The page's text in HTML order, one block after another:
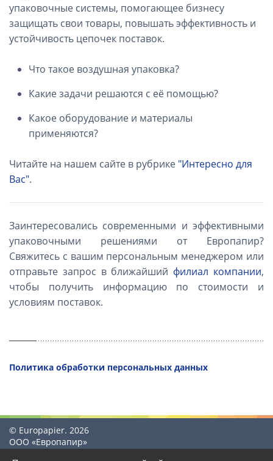
упаковочные системы, помогающее бизнесу
защищать свои товары, повышать эффективность и
устойчивость цепочек поставок.
Что такое воздушная упаковка?
Какие задачи решаются с её помощью?
Какое оборудование и материалы
применяются?
Читайте на нашем сайте в рубрике "Интересно для
Вас".
Заинтересовались современными и эффективными
упаковочными решениями от Европапир?
Свяжитесь с вашим персональным менеджером или
отправьте запрос в ближайший филиал компании,
чтобы получить информацию по стоимости и
условиям поставок.
Политика обработки персональных данных
© Europapier. 2026
ООО «Европапир»